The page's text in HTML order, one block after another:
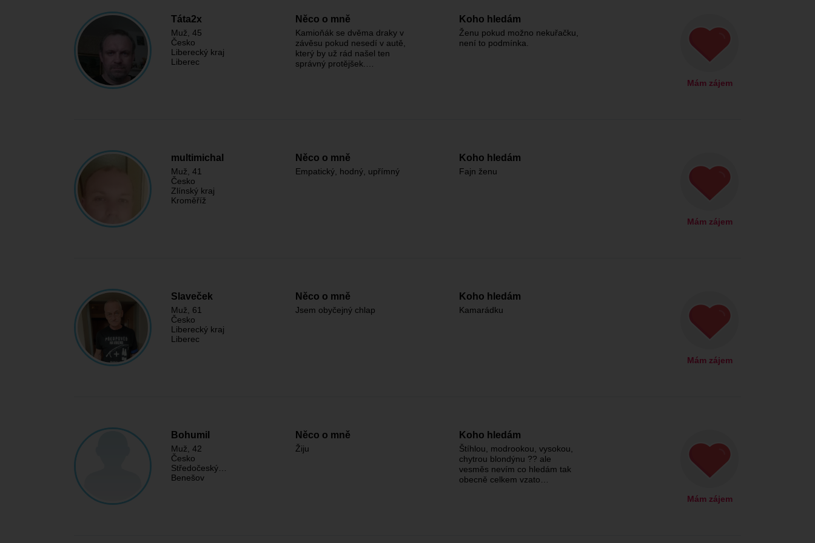
Táta2x
Muž , 45
Česko
Liberecký kraj
Liberec
Něco o mně
Kamioňák se dvěma draky v
závěsu pokud nesedí v autě,
který by už rád našel ten
správný protějšek.…
Koho hledám
Ženu pokud možno nekuřačku,
není to podmínka.
Mám zájem
multimichal
Muž , 41
Česko
Zlínský kraj
Kroměříž
Něco o mně
Empatický, hodný, upřímný
Koho hledám
Fajn ženu
Mám zájem
Slaveček
Muž , 61
Česko
Liberecký kraj
Liberec
Něco o mně
Jsem obyčejný chlap
Koho hledám
Kamarádku
Mám zájem
Bohumil
Muž , 42
Česko
Středočeský…
Benešov
Něco o mně
Žiju
Koho hledám
Štíhlou, modrookou, vysokou,
chytrou blondýnu ?? ale
vesměs nevím co hledám tak
obecně celkem vzato…
Mám zájem